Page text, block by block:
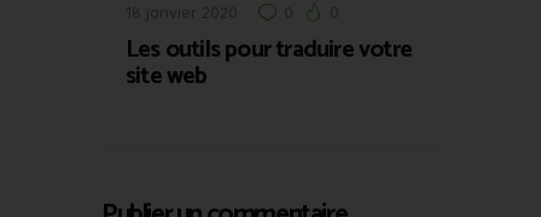
18 janvier 2020 0 0
Les outils pour traduire votre
site web